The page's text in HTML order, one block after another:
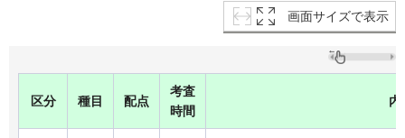
画面サイズで表示
区分 種目 配点
考査
時間
内